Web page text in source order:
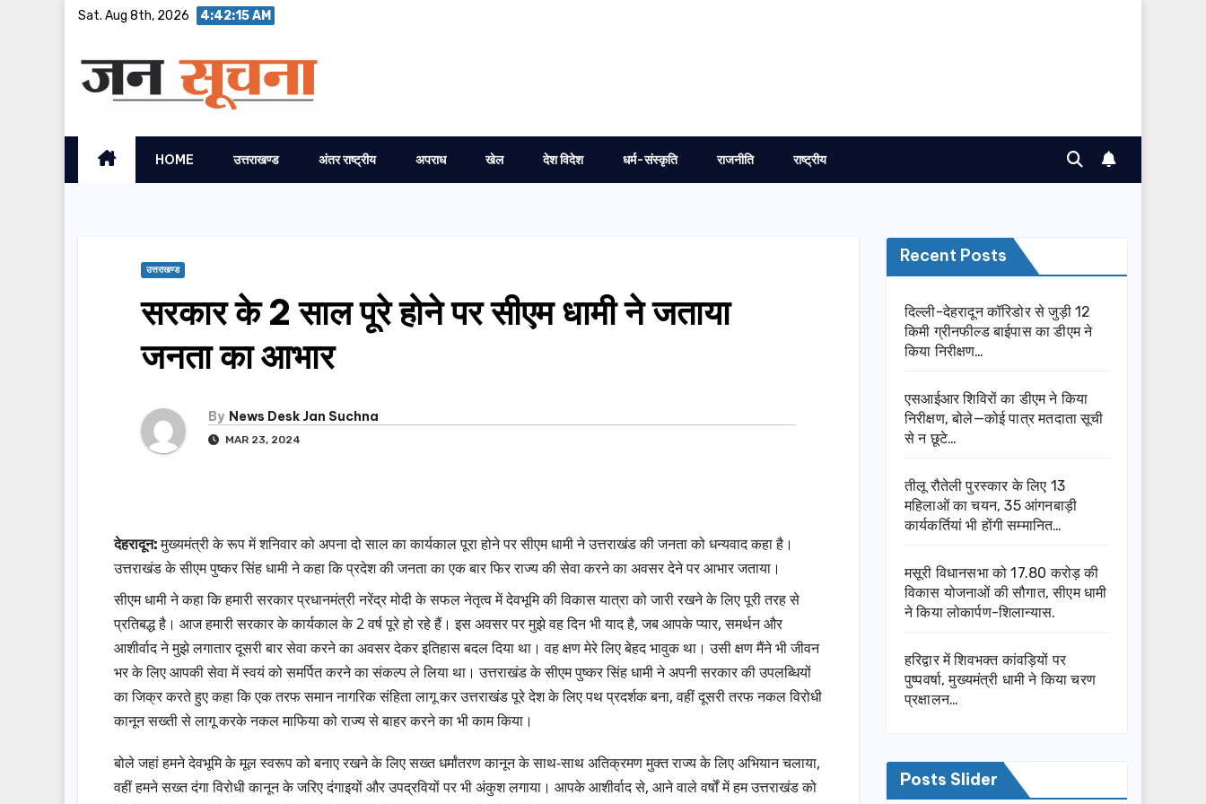
Sat. Aug 8th, 2026 4:42:15 AM
HOME उत्तराखण्ड अंतर राष्ट्रीय अपराध खेल देश विदेश धर्म-संस्कृति राजनीति राष्ट्रीय
उत्तराखण्ड
सरकार के 2 साल पूरे होने पर सीएम धामी ने जताया
जनता का आभार
By News Desk Jan Suchna
MAR 23, 2024
देहरादून:मुख्यमंत्री के रूप में शनिवार को अपना दो साल का कार्यकाल पूरा होने पर सीएम धामी ने उत्तराखंड की जनता को धन्यवाद कहा है।
उत्तराखंड के सीएम पुष्कर सिंह धामी ने कहा कि प्रदेश की जनता का एक बार फिर राज्य की सेवा करने का अवसर देने पर आभार जताया।
सीएम धामी ने कहा कि हमारी सरकार प्रधानमंत्री नरेंद्र मोदी के सफल नेतृत्व में देवभूमि की विकास यात्रा को जारी रखने के लिए पूरी तरह से
प्रतिबद्ध है। आज हमारी सरकार के कार्यकाल के 2 वर्ष पूरे हो रहे हैं। इस अवसर पर मुझे वह दिन भी याद है, जब आपके प्यार, समर्थन और
आशीर्वाद ने मुझे लगातार दूसरी बार सेवा करने का अवसर देकर इतिहास बदल दिया था। वह क्षण मेरे लिए बेहद भावुक था। उसी क्षण मैंने भी जीवन
भर के लिए आपकी सेवा में स्वयं को समर्पित करने का संकल्प ले लिया था। उत्तराखंड के सीएम पुष्कर सिंह धामी ने अपनी सरकार की उपलब्धियों
का जिक्र करते हुए कहा कि एक तरफ समान नागरिक संहिता लागू कर उत्तराखंड पूरे देश के लिए पथ प्रदर्शक बना, वहीं दूसरी तरफ नकल विरोधी
कानून सख्ती से लागू करके नकल माफिया को राज्य से बाहर करने का भी काम किया।
बोले जहां हमने देवभूमि के मूल स्वरूप को बनाए रखने के लिए सख्त धर्मांतरण कानून के साथ-साथ अतिक्रमण मुक्त राज्य के लिए अभियान चलाया,
वहीं हमने सख्त दंगा विरोधी कानून के जरिए दंगाइयों और उपद्रवियों पर भी अंकुश लगाया। आपके आशीर्वाद से, आने वाले वर्षों में हम उत्तराखंड को
Recent Posts
दिल्ली-देहरादून कॉरिडोर से जुड़ी 12
किमी ग्रीनफील्ड बाईपास का डीएम ने
किया निरीक्षण…
एसआईआर शिविरों का डीएम ने किया
निरीक्षण, बोले—कोई पात्र मतदाता सूची
से न छूटे…
तीलू रौतेली पुरस्कार के लिए 13
महिलाओं का चयन, 35 आंगनबाड़ी
कार्यकर्तियां भी होंगी सम्मानित…
मसूरी विधानसभा को 17.80 करोड़ की
विकास योजनाओं की सौगात, सीएम धामी
ने किया लोकार्पण-शिलान्यास.
हरिद्वार में शिवभक्त कांवड़ियों पर
पुष्पवर्षा, मुख्यमंत्री धामी ने किया चरण
प्रक्षालन…
Posts Slider